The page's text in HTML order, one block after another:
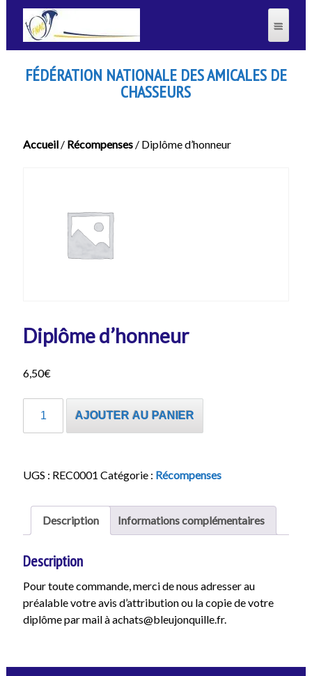
FÉDÉRATION NATIONALE DES AMICALES DE
CHASSEURS
Accueil/ Récompenses/ Diplôme d’honneur
Diplôme d’honneur
6,50€
AJOUTER AU PANIER
UGS : REC0001 Catégorie : Récompenses
Description Informations complémentaires
Description
Pour toute commande, merci de nous adresser au
préalable votre avis d’attribution ou la copie de votre
diplôme par mail à achats@bleujonquille.fr.